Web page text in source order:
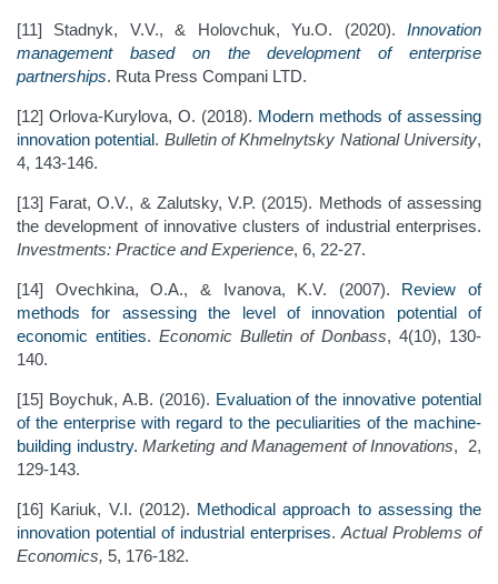
[11] Stadnyk, V.V., & Holovchuk, Yu.O. (2020).
Innovation
management based on the development of enterprise
partnerships. Ruta Press Compani LTD.
[12] Orlova-Kurylova, O. (2018). Modern methods of assessing
innovation potential. Bulletin of Khmelnytsky National University,
4, 143-146.
[13] Farat, O.V., & Zalutsky, V.P. (2015). Methods of assessing
the development of innovative clusters of industrial enterprises.
Investments: Practice and Experience, 6, 22-27.
[14] Ovechkina, O.A., & Ivanova, K.V. (2007). Review of
methods for assessing the level of innovation potential of
economic entities. Economic Bulletin of Donbass, 4(10), 130-
140.
[15] Boychuk, A.B. (2016). Evaluation of the innovative potential
of the enterprise with regard to the peculiarities of the machine-
building industry. Marketing and Management of Innovations, 2,
129-143.
[16] Kariuk, V.I. (2012). Methodical approach to assessing the
innovation potential of industrial enterprises. Actual Problems of
Economics, 5, 176-182.